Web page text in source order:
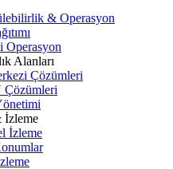
& Operasyon
Operasyon
Alanları
Çözümleri
Çözümleri
İzleme
İzleme